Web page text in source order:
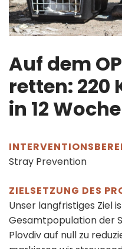
Auf dem
retten: 220
in 12
Stray Prevention
ZIELSETZUNG DES
Unser langfristiges Ziel
Gesamtpopulation der
Plovdiv auf null zu